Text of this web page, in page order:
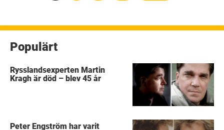
Populärt
Rysslandsexperten Martin
Kragh är död – blev 45 år
Peter Engström har varit